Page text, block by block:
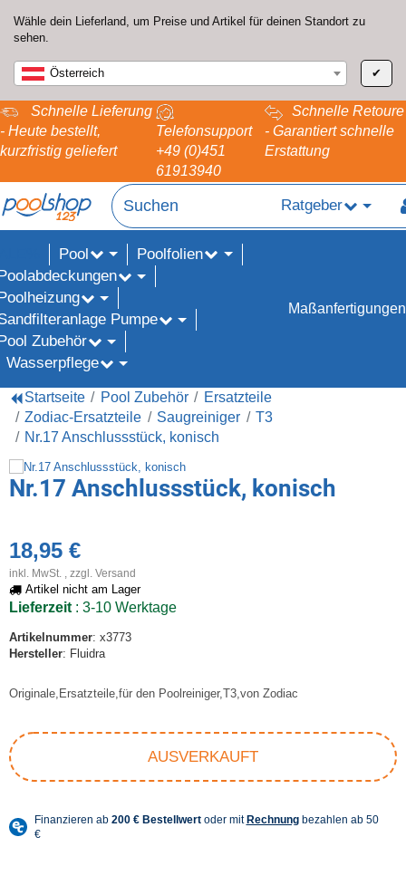
Wähle dein Lieferland, um Preise und Artikel für deinen Standort zu
sehen.
Österreich ✔
Schnelle Lieferung
- Heute bestellt,
kurzfristig geliefert
Telefonsupport
+49 (0)451
61913940
Schnelle Retoure
- Garantiert schnelle
Erstattung
Ratgeber
Pool
Poolfolien
Pumpe
Zubehör
Wasserpflege
Maßanfertigungen
Startseite Pool Zubehör
Ersatzteile
Zodiac-Ersatzteile
Saugreiniger
T3
Nr.17 Anschlussstück, konisch
Nr.17 Anschlussstück, konisch
18,95 €
inkl. MwSt. , zzgl. Versand
Artikel nicht am Lager
Lieferzeit : 3-10 Werktage
Artikelnummer: x3773
Hersteller: Fluidra
Originale,Ersatzteile,für den Poolreiniger,T3,von Zodiac
AUSVERKAUFT